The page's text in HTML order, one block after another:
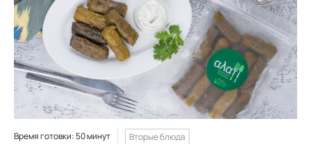
Время готовки: 50 минут Вторые блюда